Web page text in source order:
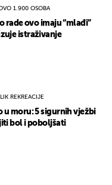
1.900 OSOBA
rade ovo imaju “mlađi”
istraživanje
REKREACIJE
u moru: 5 sigurnih vježbi
bol i poboljšati